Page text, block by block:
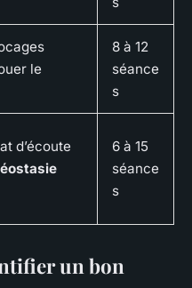
le
8 à 12
séance
s
d’écoute
6 à 15
séance
s
un bon